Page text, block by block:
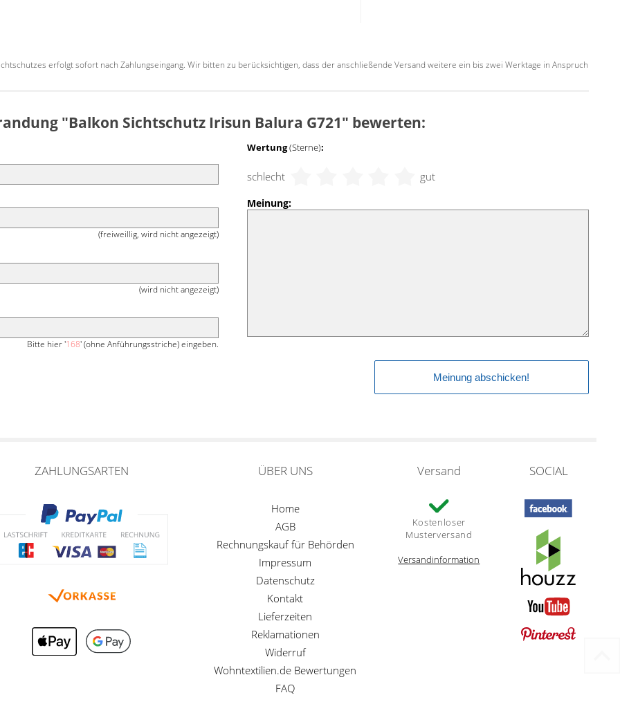
erfolgt sofort nach Zahlungseingang. Wir bitten zu berücksichtigen, dass der anschließende Versand weitere ein bis zwei Werktage in Anspruch
"Balkon Sichtschutz Irisun Balura G721" bewerten:
(freiweillig, wird nicht angezeigt)
(wird nicht angezeigt)
Bitte hier '168' (ohne Anführungsstriche) eingeben.
Wertung(Sterne):
schlecht gut
Meinung:
ZAHLUNGSARTEN ÜBER UNS
Home
AGB
Rechnungskauf für Behörden
Impressum
Datenschutz
Kontakt
Lieferzeiten
Reklamationen
Widerruf
Wohntextilien.de Bewertungen
FAQ
Versand
Kostenloser
Musterversand
Versandinformation
SOCIAL